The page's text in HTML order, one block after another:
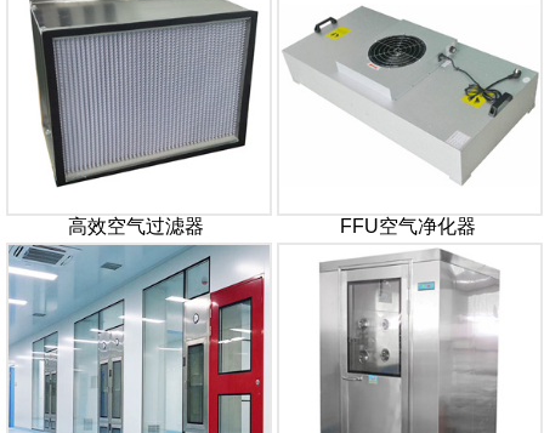
高效空气过滤器 FFU空气净化器